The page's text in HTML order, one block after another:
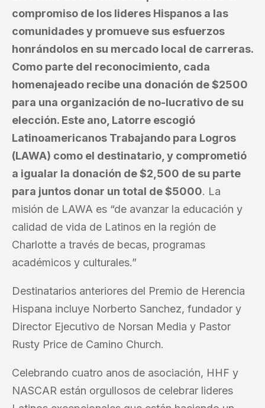
compromiso de los lideres Hispanos a las
comunidades y promueve sus esfuerzos
honrándolos en su mercado local de carreras.
Como parte del reconocimiento, cada
homenajeado recibe una donación de $2500
para una organización de no-lucrativo de su
elección. Este ano, Latorre escogió
Latinoamericanos Trabajando para Logros
(LAWA) como el destinatario, y comprometió
a igualar la donación de $2,500 de su parte
para juntos donar un total de $5000. La
misión de LAWA es “de avanzar la educación y
calidad de vida de Latinos en la región de
Charlotte a través de becas, programas
académicos y culturales.”
Destinatarios anteriores del Premio de Herencia
Hispana incluye Norberto Sanchez, fundador y
Director Ejecutivo de Norsan Media y Pastor
Rusty Price de Camino Church.
Celebrando cuatro anos de asociación, HHF y
NASCAR están orgullosos de celebrar lideres